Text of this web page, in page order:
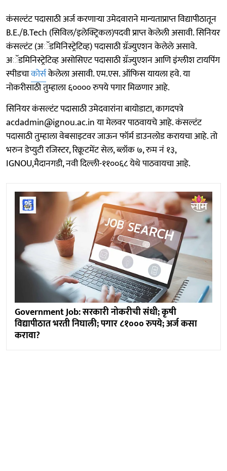
कंसल्टंट पदासाठी अर्ज करणाऱ्या उमेदवाराने मान्यताप्राप्त विद्यापीठातून
B.E./B.Tech (सिविल/इलेक्ट्रिकल)पदवी प्राप्त केलेली असावी. सिनियर
कंसल्टंट (अॅडमिनिस्ट्रेटिव्ह) पदासाठी ग्रॅज्युएशन केलेले असावे.
अॅडमिनिस्ट्रेटिव्ह असोसिएट पदासाठी ग्रॅज्युएशन आणि इंग्लीश टायपिंग
स्पीडचाकोर्सकेलेला असावी. एम.एस. ऑफिस यायला हवे. या
नोकरीसाठी तुम्हाला ६०००० रुपये पगार मिळणार आहे.
सिनियर कंसल्टंट पदासाठी उमेदवारांना बायोडाटा, कागदपत्रे
acdadmin@ignou.ac.in या मेलवर पाठवायचे आहे. कंसल्टंट
पदासाठी तुम्हाला वेबसाइटवर जाऊन फॉर्म डाउनलोड करायचा आहे. तो
भरुन डेप्युटी रजिस्टर, रिक्रूटमेंट सेल, ब्लॉक ७, रुम नं १३,
IGNOU,मैदानगडी, नवी दिल्ली-११००६८ येथे पाठवायचा आहे.
Government Job: सरकारी नोकरीची संधी; कृषी
विद्यापीठात भरती निघाली; पगार ८१००० रुपये; अर्ज कसा
करावा?